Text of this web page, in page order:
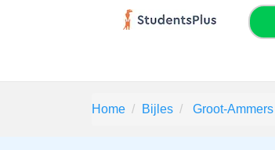
Home Bijles Groot-Ammers